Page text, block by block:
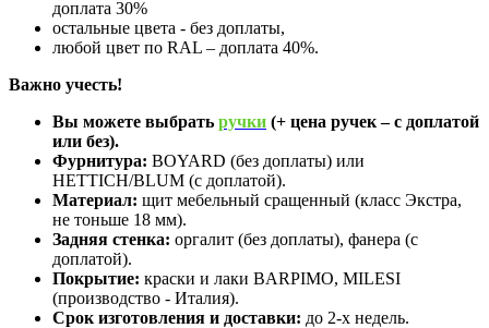
доплата 30%
остальные цвета - без доплаты,
любой цвет по RAL – доплата 40%.
Важно учесть!
Вы можете выбрать ручки (+ цена ручек – с доплатой
или без).
Фурнитура: BOYARD (без доплаты) или
HETTICH/BLUM (с доплатой).
Материал: щит мебельный сращенный (класс Экстра,
не тоньше 18 мм).
Задняя стенка: оргалит (без доплаты), фанера (с
доплатой).
Покрытие: краски и лаки BARPIMO, MILESI
(производство - Италия).
Срок изготовления и доставки: до 2-х недель.